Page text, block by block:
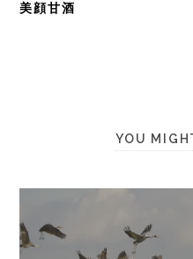
美顔甘酒
YOU